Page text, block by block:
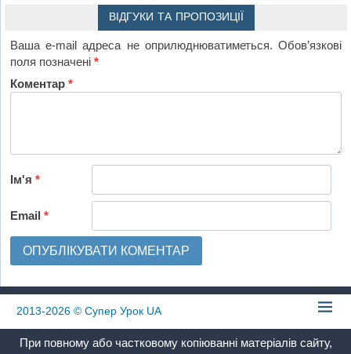
ВІДГУКИ ТА ПРОПОЗИЦІЇ
Ваша e-mail адреса не оприлюднюватиметься. Обов’язкові
поля позначені*
Коментар*
Ім'я*
Email*
2013-2026 © Супер Урок UA
При повному або частковому копіюванні матеріалів сайту,